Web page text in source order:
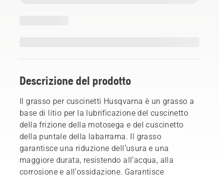
Descrizione del prodotto
Il grasso per cuscinetti Husqvarna è un grasso a
base di litio per la lubrificazione del cuscinetto
della frizione della motosega e del cuscinetto
della puntale della labarrama. Il grasso
garantisce una riduzione dell‘usura e una
maggiore durata, resistendo all‘acqua, alla
corrosione e all‘ossidazione. Garantisce